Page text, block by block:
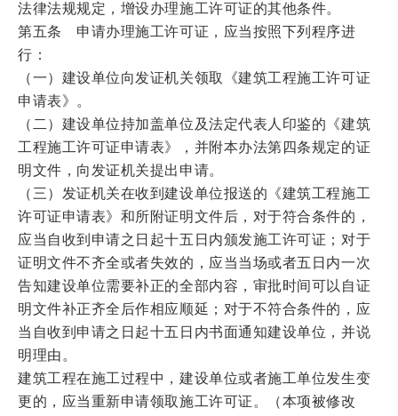
法律法规规定，增设办理施工许可证的其他条件。
第五条 申请办理施工许可证，应当按照下列程序进
行：
（一）建设单位向发证机关领取《建筑工程施工许可证
申请表》。
（二）建设单位持加盖单位及法定代表人印鉴的《建筑
工程施工许可证申请表》，并附本办法第四条规定的证
明文件，向发证机关提出申请。
（三）发证机关在收到建设单位报送的《建筑工程施工
许可证申请表》和所附证明文件后，对于符合条件的，
应当自收到申请之日起十五日内颁发施工许可证；对于
证明文件不齐全或者失效的，应当当场或者五日内一次
告知建设单位需要补正的全部内容，审批时间可以自证
明文件补正齐全后作相应顺延；对于不符合条件的，应
当自收到申请之日起十五日内书面通知建设单位，并说
明理由。
建筑工程在施工过程中，建设单位或者施工单位发生变
更的，应当重新申请领取施工许可证。（本项被修改